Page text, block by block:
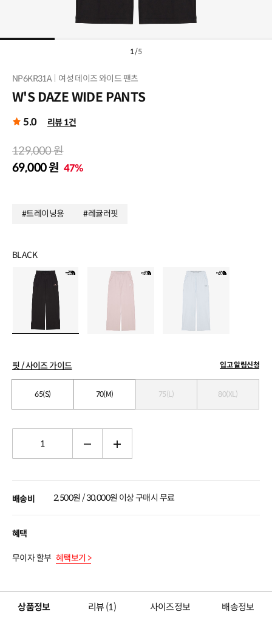
1/5
NP6KR31A 여성 데이즈 와이드 팬츠
W'S DAZE WIDE PANTS
5.0 리뷰 1건
#트레이닝용 #레귤러핏
129,000 원
69,000 원 47%
BLACK
핏 / 사이즈 가이드 입고 알림신청
65(S) 70(M) 75(L) 80(XL)
배송비 2,500원 / 30,000원 이상 구매시 무료
혜택
무이자 할부 혜택보기 >
상품정보 리뷰 (1) 사이즈정보 배송정보